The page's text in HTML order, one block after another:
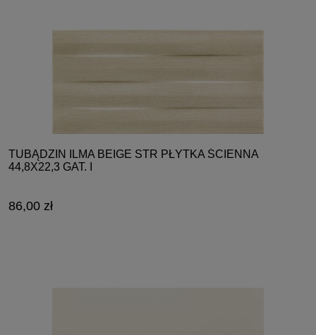
TUBĄDZIN ILMA BEIGE STR PŁYTKA ŚCIENNA
44,8X22,3 GAT. I
86,00 zł